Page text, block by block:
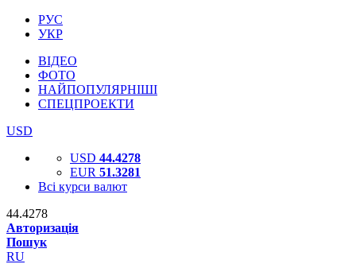
РУС
УКР
ВІДЕО
ФОТО
НАЙПОПУЛЯРНІШІ
СПЕЦПРОЕКТИ
USD
USD 44.4278
EUR 51.3281
Всі курси валют
44.4278
Авторизація
Пошук
RU